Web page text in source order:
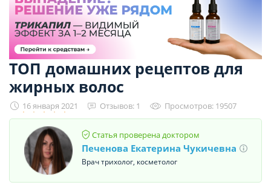
ТОП домашних рецептов для
жирных волос
16 января 2021 Отзывов: 1 Просмотров: 19507
Статья проверена доктором
Печенова Екатерина Чукичевна
Врач трихолог, косметолог